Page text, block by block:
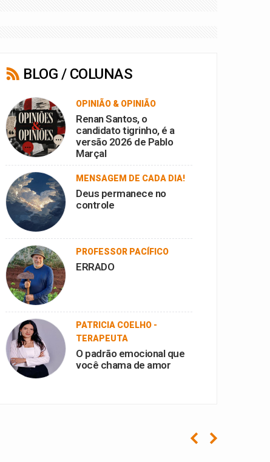
BLOG / COLUNAS
OPINIÃO & OPINIÃO
Renan Santos, o
candidato tigrinho, é a
versão 2026 de Pablo
Marçal
MENSAGEM DE CADA DIA!
Deus permanece no
controle
PROFESSOR PACÍFICO
ERRADO
PATRICIA COELHO -
TERAPEUTA
O padrão emocional que
você chama de amor